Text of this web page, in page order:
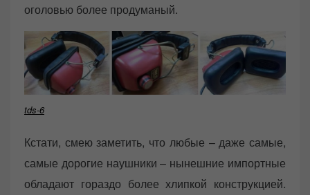
оголовью более продуманый.
tds-6
Кстати, смею заметить, что любые – даже самые,
самые дорогие наушники – нынешние импортные
обладают гораздо более хлипкой конструкцией.